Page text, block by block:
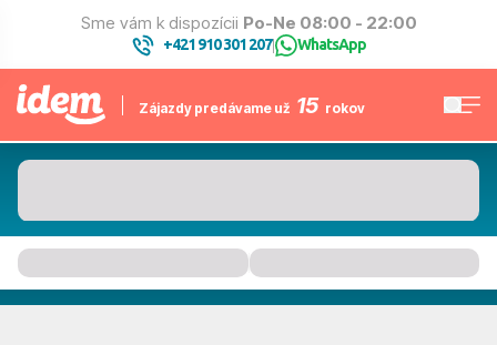
Sme vám k dispozícii Po-Ne 08:00 - 22:00
+421 910 301 207| WhatsApp
Zájazdy predávame už 15 rokov